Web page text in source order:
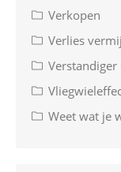
Verkopen
Verlies
Verstandiger
Weet wat je